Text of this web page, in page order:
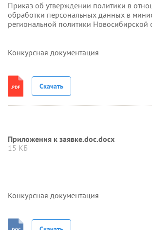
Приказ об утверждении политики в
обработки персональных данных в
региональной политики Новосибирской
Конкурсная документация
Скачать
Приложения к заявке.doc.docx
15 КБ
Конкурсная документация